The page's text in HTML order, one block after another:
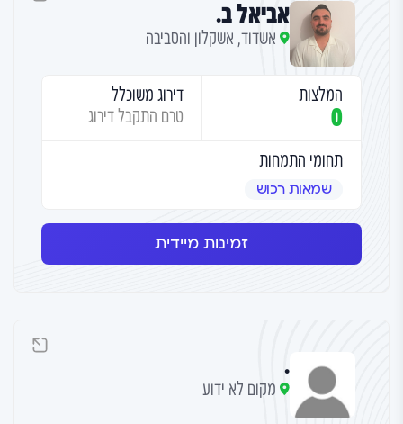
אביאל ב.
אשדוד, אשקלון והסביבה
המלצות
0
דירוג משוכלל
טרם התקבל דירוג
תחומי התמחות
שמאות רכוש
זמינות מיידית
.
מקום לא ידוע